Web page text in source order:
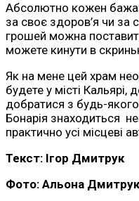
Абсолютно кожен
за своє здоров’я чи за
грошей можна
можете кинути в
Як на мене цей храм
будете у місті Кальярі,
добратися з будь-
Бонарія знаходиться
практично усі місцеві
Текст: Ігор Дмитрук
Фото: Альона Дмитрук